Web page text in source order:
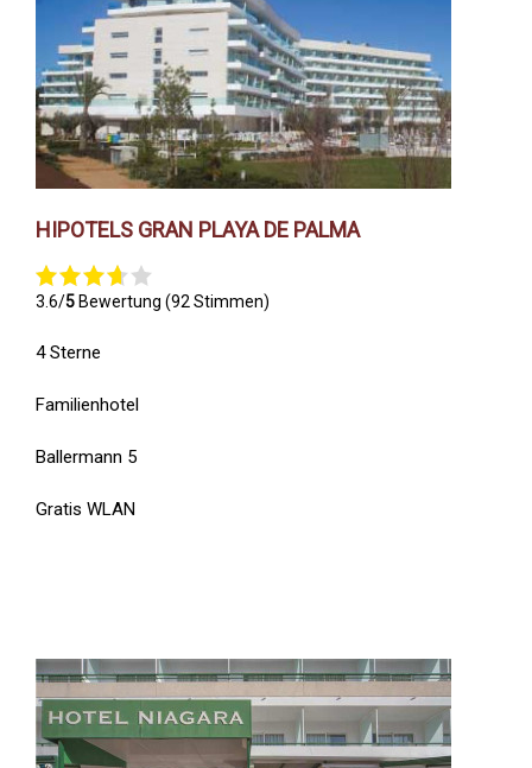
HIPOTELS GRAN PLAYA DE PALMA
3.6/5 Bewertung (92 Stimmen)
4 Sterne
Familienhotel
Ballermann 5
Gratis WLAN